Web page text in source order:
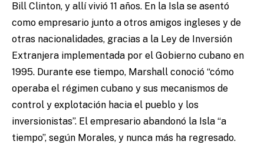
Bill Clinton, y allí vivió 11 años. En la Isla se asentó
como empresario junto a otros amigos ingleses y de
otras nacionalidades, gracias a la Ley de Inversión
Extranjera implementada por el Gobierno cubano en
1995. Durante ese tiempo, Marshall conoció “cómo
operaba el régimen cubano y sus mecanismos de
control y explotación hacia el pueblo y los
inversionistas”. El empresario abandonó la Isla “a
tiempo”, según Morales, y nunca más ha regresado.